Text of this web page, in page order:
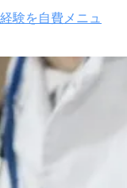
験を自費メニュ